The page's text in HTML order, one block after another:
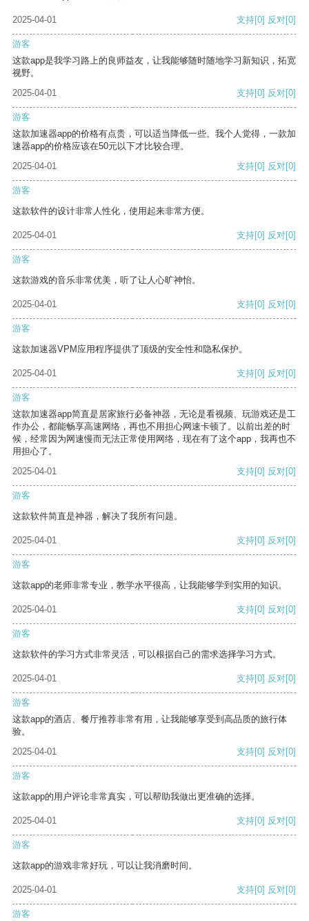
2025-04-01 支持[0] 反对[0]
游客
这款app是我学习路上的良师益友，让我能够随时随地学习新知识，拓宽
视野。
2025-04-01
支持[0] 反对[0]
游客
这款加速器app的价格有点贵，可以适当降低一些。我个人觉得，一款加
速器app的价格应该在50元以下才比较合理。
2025-04-01
支持[0] 反对[0]
游客
这款软件的设计非常人性化，使用起来非常方便。
2025-04-01 支持[0] 反对[0]
游客
这款游戏的音乐非常优美，听了让人心旷神怡。
2025-04-01 支持[0] 反对[0]
游客
这款加速器VPM应用程序提供了顶级的安全性和隐私保护。
2025-04-01 支持[0] 反对[0]
游客
这款加速器app简直是居家旅行必备神器，无论是看视频、玩游戏还是工
作办公，都能畅享高速网络，再也不用担心网速卡顿了。以前出差的时
候，经常因为网速慢而无法正常使用网络，现在有了这个app，我再也不
用担心了。
2025-04-01
支持[0] 反对[0]
游客
这款软件简直是神器，解决了我所有问题。
2025-04-01 支持[0] 反对[0]
游客
这款app的老师非常专业，教学水平很高，让我能够学到实用的知识。
2025-04-01 支持[0] 反对[0]
游客
这款软件的学习方式非常灵活，可以根据自己的需求选择学习方式。
2025-04-01 支持[0] 反对[0]
游客
这款app的酒店、餐厅推荐非常有用，让我能够享受到高品质的旅行体
验。
2025-04-01
支持[0] 反对[0]
游客
这款app的用户评论非常真实，可以帮助我做出更准确的选择。
2025-04-01 支持[0] 反对[0]
游客
这款app的游戏非常好玩，可以让我消磨时间。
2025-04-01 支持[0] 反对[0]
游客